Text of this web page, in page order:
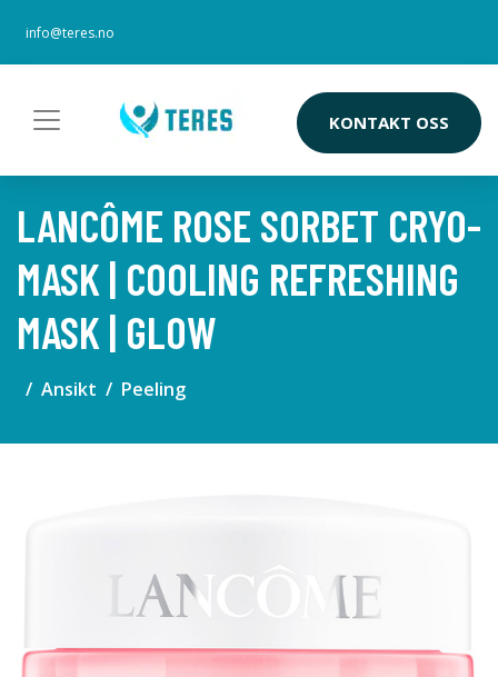
info@teres.no
KONTAKT OSS
LANCÔME ROSE SORBET CRYO-
MASK | COOLING REFRESHING
MASK | GLOW
Ansikt Peeling